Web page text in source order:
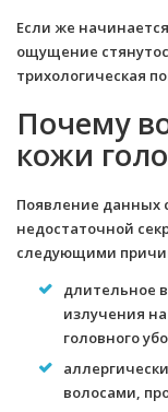
Если же
ощущение
трихологическая
Почему
кожи
Появление данных
недостаточной
следующими
длительное
излучения
головного
волосами,